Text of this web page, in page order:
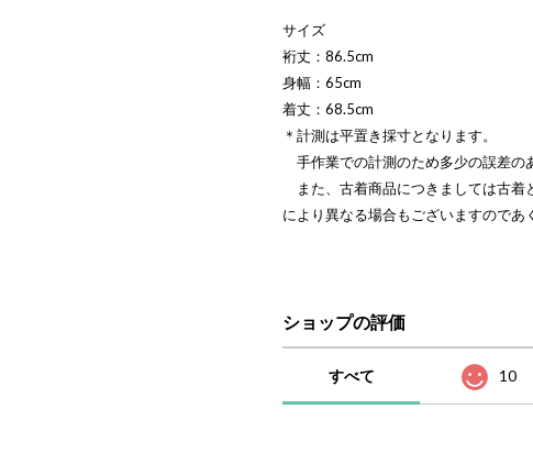
サイズ
裄丈：86.5cm
身幅：65cm
着丈：68.5cm
＊計測は平置き採寸となります。
手作業での計測のため多少の誤差の
また、古着商品につきましては古着
により異なる場合もございますのであ
ショップの評価
すべて 10